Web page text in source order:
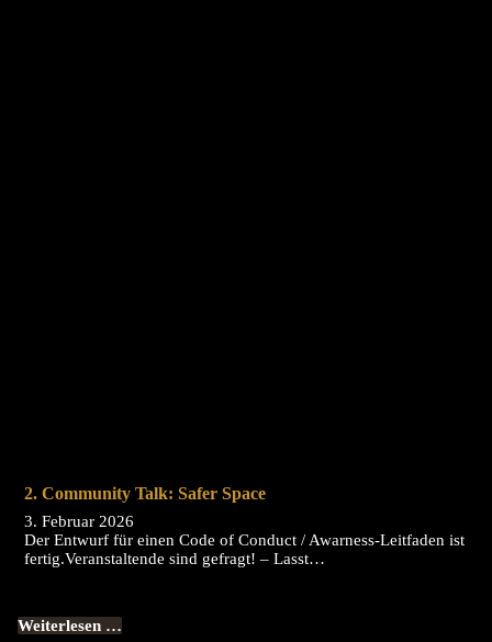
2. Community Talk: Safer Space
3. Februar 2026
Der Entwurf für einen Code of Conduct / Awarness-Leitfaden ist
fertig.Veranstaltende sind gefragt! – Lasst…
Weiterlesen …